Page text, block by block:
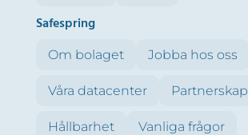
Safespring
Om bolaget Jobba hos oss
Våra datacenter Partnerskap
Hållbarhet Vanliga frågor